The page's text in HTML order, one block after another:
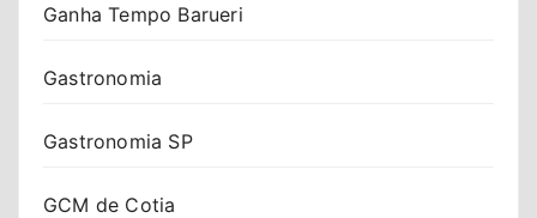
Ganha Tempo Barueri
Gastronomia
Gastronomia SP
GCM de Cotia